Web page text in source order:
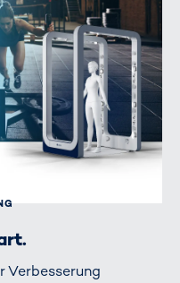
Verbesserung